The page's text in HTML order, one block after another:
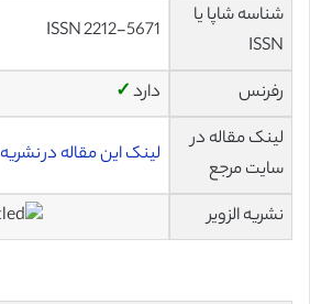
شناسه شاپا یا
ISSN
ISSN 2212-5671
رفرنس دارد✓
لینک مقاله در
سایت مرجع
لینک این مقاله در نشریه Elsevier
نشریه الزویر